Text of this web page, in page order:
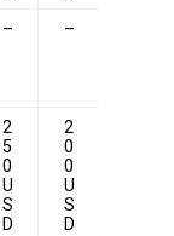
– –
2
5
0
U
S
D
2
0
0
U
S
D